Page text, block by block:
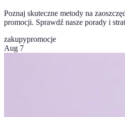
Poznaj skuteczne metody na
promocji. Sprawdź nasze porady i
zakupypromocje
Aug 7